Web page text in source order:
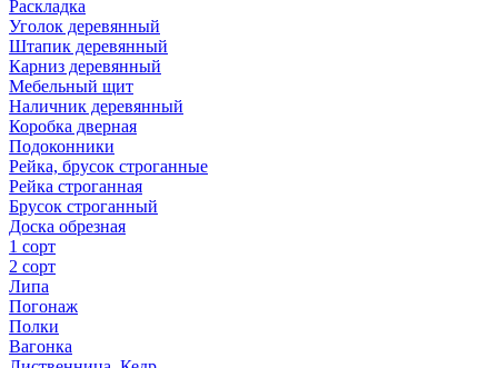
Раскладка
Уголок деревянный
Штапик деревянный
Карниз деревянный
Мебельный щит
Наличник деревянный
Коробка дверная
Подоконники
Рейка, брусок строганные
Рейка строганная
Брусок строганный
Доска обрезная
1 сорт
2 сорт
Липа
Погонаж
Полки
Вагонка